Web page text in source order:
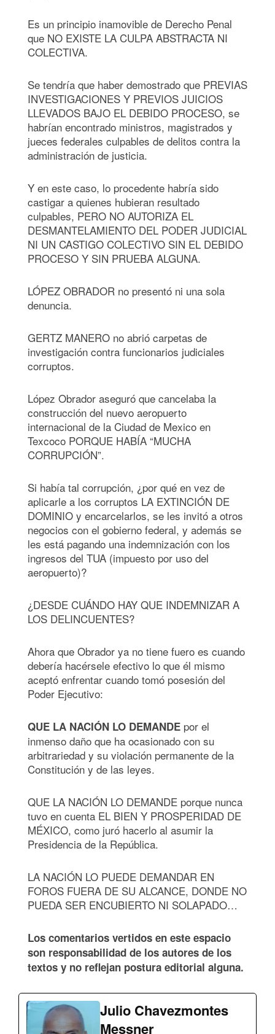
Es un principio inamovible de Derecho Penal
que NO EXISTE LA CULPA ABSTRACTA NI
COLECTIVA.
Se tendría que haber demostrado que PREVIAS
INVESTIGACIONES Y PREVIOS JUICIOS
LLEVADOS BAJO EL DEBIDO PROCESO, se
habrían encontrado ministros, magistrados y
jueces federales culpables de delitos contra la
administración de justicia.
Y en este caso, lo procedente habría sido
castigar a quienes hubieran resultado
culpables, PERO NO AUTORIZA EL
DESMANTELAMIENTO DEL PODER JUDICIAL
NI UN CASTIGO COLECTIVO SIN EL DEBIDO
PROCESO Y SIN PRUEBA ALGUNA.
LÓPEZ OBRADOR no presentó ni una sola
denuncia.
GERTZ MANERO no abrió carpetas de
investigación contra funcionarios judiciales
corruptos.
López Obrador aseguró que cancelaba la
construcción del nuevo aeropuerto
internacional de la Ciudad de Mexico en
Texcoco PORQUE HABÍA “MUCHA
CORRUPCIÓN”.
Si había tal corrupción, ¿por qué en vez de
aplicarle a los corruptos LA EXTINCIÓN DE
DOMINIO y encarcelarlos, se les invitó a otros
negocios con el gobierno federal, y además se
les está pagando una indemnización con los
ingresos del TUA (impuesto por uso del
aeropuerto)?
¿DESDE CUÁNDO HAY QUE INDEMNIZAR A
LOS DELINCUENTES?
Ahora que Obrador ya no tiene fuero es cuando
debería hacérsele efectivo lo que él mismo
aceptó enfrentar cuando tomó posesión del
Poder Ejecutivo:
QUE LA NACIÓN LO DEMANDE por el
inmenso daño que ha ocasionado con su
arbitrariedad y su violación permanente de la
Constitución y de las leyes.
QUE LA NACIÓN LO DEMANDE porque nunca
tuvo en cuenta EL BIEN Y PROSPERIDAD DE
MÉXICO, como juró hacerlo al asumir la
Presidencia de la República.
LA NACIÓN LO PUEDE DEMANDAR EN
FOROS FUERA DE SU ALCANCE, DONDE NO
PUEDA SER ENCUBIERTO NI SOLAPADO…
Los comentarios vertidos en este espacio
son responsabilidad de los autores de los
textos y no reflejan postura editorial alguna.
Julio Chavezmontes
Messner